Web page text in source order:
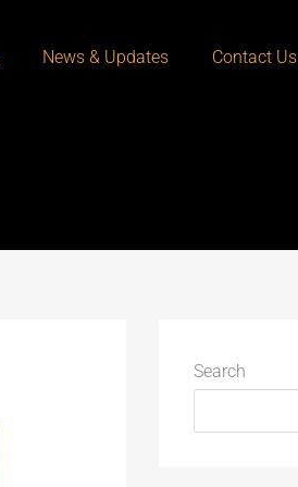
News & Updates Contact Us
Search